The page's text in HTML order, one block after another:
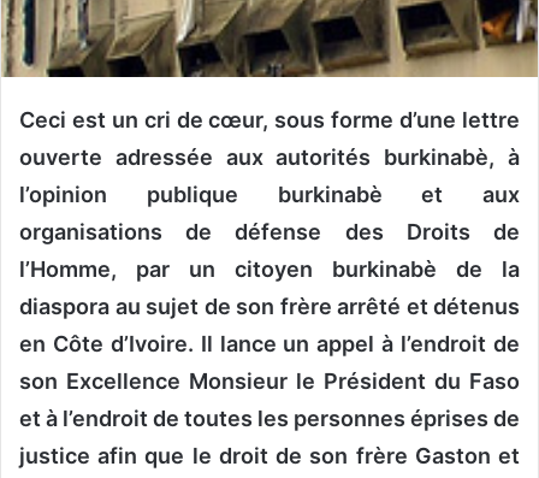
r
i
e
Ceci est un cri de cœur, sous forme d’une lettre
ouverte adressée aux autorités burkinabè, à
l’opinion publique burkinabè et aux
organisations de défense des Droits de
l’Homme, par un citoyen burkinabè de la
diaspora au sujet de son frère arrêté et détenus
en Côte d’Ivoire. Il lance un appel à l’endroit de
son Excellence Monsieur le Président du Faso
et à l’endroit de toutes les personnes éprises de
justice afin que le droit de son frère Gaston et